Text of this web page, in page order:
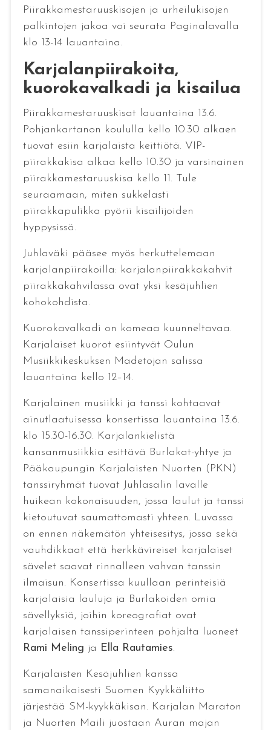
Piirakkamestaruuskisojen ja urheilukisojen
palkintojen jakoa voi seurata Paginalavalla
klo 13-14 lauantaina.
Karjalanpiirakoita,
kuorokavalkadi ja kisailua
Piirakkamestaruuskisat lauantaina 13.6.
Pohjankartanon koululla kello 10.30 alkaen
tuovat esiin karjalaista keittiötä. VIP-
piirakkakisa alkaa kello 10.30 ja varsinainen
piirakkamestaruuskisa kello 11. Tule
seuraamaan, miten sukkelasti
piirakkapulikka pyörii kisailijoiden
hyppysissä.
Juhlaväki pääsee myös herkuttelemaan
karjalanpiirakoilla: karjalanpiirakkakahvit
piirakkakahvilassa ovat yksi kesäjuhlien
kohokohdista.
Kuorokavalkadi on komeaa kuunneltavaa.
Karjalaiset kuorot esiintyvät Oulun
Musiikkikeskuksen Madetojan salissa
lauantaina kello 12–14.
Karjalainen musiikki ja tanssi kohtaavat
ainutlaatuisessa konsertissa lauantaina 13.6.
klo 15.30-16.30. Karjalankielistä
kansanmusiikkia esittävä Burlakat-yhtye ja
Pääkaupungin Karjalaisten Nuorten (PKN)
tanssiryhmät tuovat Juhlasalin lavalle
huikean kokonaisuuden, jossa laulut ja tanssi
kietoutuvat saumattomasti yhteen. Luvassa
on ennen näkemätön yhteisesitys, jossa sekä
vauhdikkaat että herkkävireiset karjalaiset
sävelet saavat rinnalleen vahvan tanssin
ilmaisun. Konsertissa kuullaan perinteisiä
karjalaisia lauluja ja Burlakoiden omia
sävellyksiä, joihin koreografiat ovat
karjalaisen tanssiperinteen pohjalta luoneet
Rami Meling ja Ella Rautamies.
Karjalaisten Kesäjuhlien kanssa
samanaikaisesti Suomen Kyykkäliitto
järjestää SM-kyykkäkisan. Karjalan Maraton
ja Nuorten Maili juostaan Auran majan